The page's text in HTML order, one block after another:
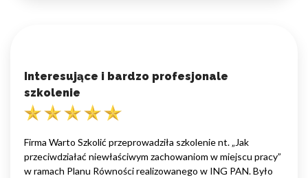
Interesujące i bardzo profesjonale
szkolenie
Firma Warto Szkolić przeprowadziła szkolenie nt. „Jak
przeciwdziałać niewłaściwym zachowaniom w miejscu pracy”
w ramach Planu Równości realizowanego w ING PAN. Było